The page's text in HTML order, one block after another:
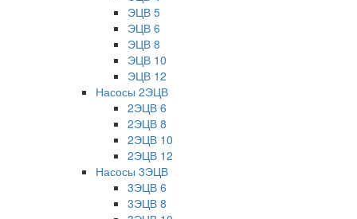
ЭЦВ 5
ЭЦВ 6
ЭЦВ 8
ЭЦВ 10
ЭЦВ 12
Насосы 2ЭЦВ
2ЭЦВ 6
2ЭЦВ 8
2ЭЦВ 10
2ЭЦВ 12
Насосы 3ЭЦВ
3ЭЦВ 6
3ЭЦВ 8